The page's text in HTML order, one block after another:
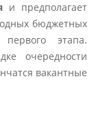
и предполагает
бюджетных
этапа.
очередности
вакантные